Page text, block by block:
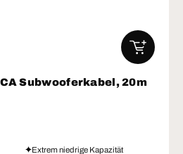
Subwooferkabel, 20m
Extrem niedrige Kapazität
IN DEN